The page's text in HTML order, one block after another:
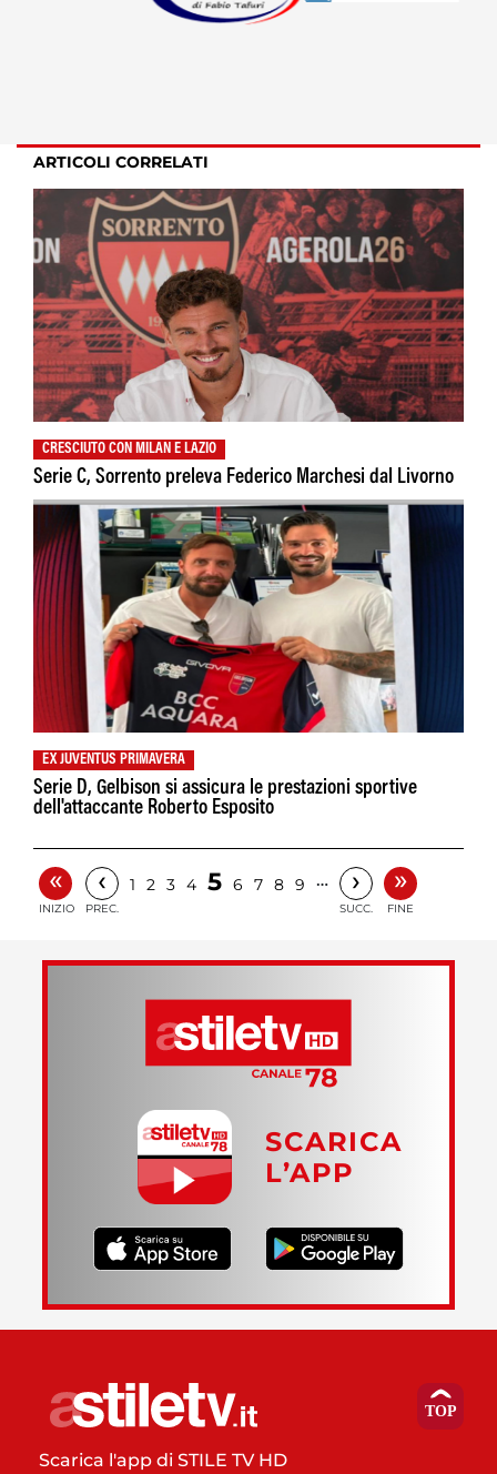
ARTICOLI CORRELATI
CRESCIUTO CON MILAN E LAZIO
Serie C, Sorrento preleva Federico Marchesi dal Livorno
EX JUVENTUS PRIMAVERA
Serie D, Gelbison si assicura le prestazioni sportive
dell'attaccante Roberto Esposito
«
INIZIO
‹
PREC.
1 2 3 4 5 6 7 8 9 … ›
SUCC.
»
FINE
SCARICA
L’APP
Scarica l'app di STILE TV HD